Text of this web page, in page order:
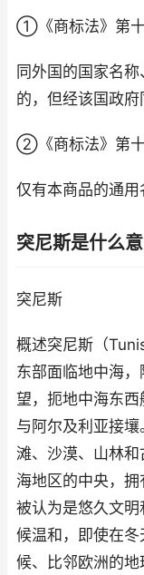
①《商标法》第十
同外国的国家名
的，但经该国政府
②《商标法》第十
仅有本商品的通用
突尼斯是什么
突尼斯
概述突尼斯（
东部面临地中海
望，扼地中海东
与阿尔及利亚接
滩、沙漠、山林
海地区的中央，
被认为是悠久文
候温和，即使在
候、比邻欧洲的